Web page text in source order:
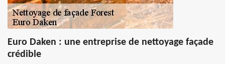
Euro Daken : une entreprise de nettoyage façade
crédible